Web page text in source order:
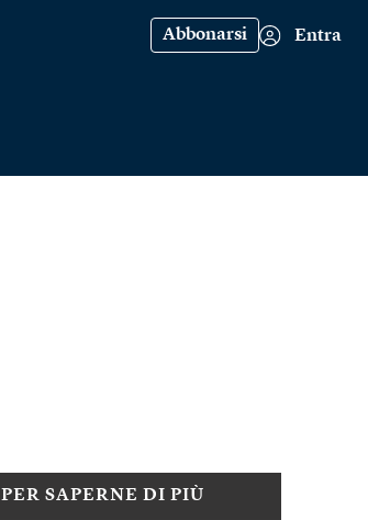
Abbonarsi Entra
PER SAPERNE DI PIÙ